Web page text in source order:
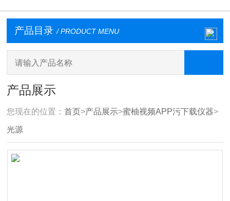
产品目录 / PRODUCT MENU
产品展示
您现在的位置：首页>产品展示>蜜柚视频APP污下载仪器>
光源